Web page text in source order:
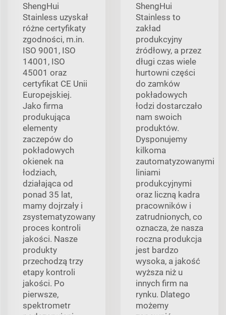
ShengHui
Stainless uzyskał
różne certyfikaty
zgodności, m.in.
ISO 9001, ISO
14001, ISO
45001 oraz
certyfikat CE Unii
Europejskiej.
Jako firma
produkująca
elementy
zaczepów do
pokładowych
okienek na
łodziach,
działająca od
ponad 35 lat,
mamy dojrzały i
zsystematyzowany
proces kontroli
jakości. Nasze
produkty
przechodzą trzy
etapy kontroli
jakości. Po
pierwsze,
spektrometr
ShengHui
Stainless to
zakład
produkcyjny
źródłowy, a przez
długi czas wiele
hurtowni części
do zamków
pokładowych
łodzi dostarczało
nam swoich
produktów.
Dysponujemy
kilkoma
zautomatyzowanymi
liniami
produkcyjnymi
oraz liczną kadra
pracowników i
zatrudnionych, co
oznacza, że nasza
roczna produkcja
jest bardzo
wysoka, a jakość
wyższa niż u
innych firm na
rynku. Dlatego
możemy